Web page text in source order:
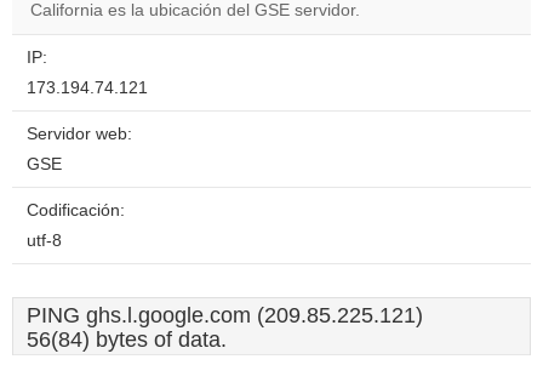
own this
California es la ubicación del GSE servidor.
IP:
173.194.74.121
Servidor web:
GSE
Codificación:
utf-8
PING ghs.l.google.com (209.85.225.121)
56(84) bytes of data.